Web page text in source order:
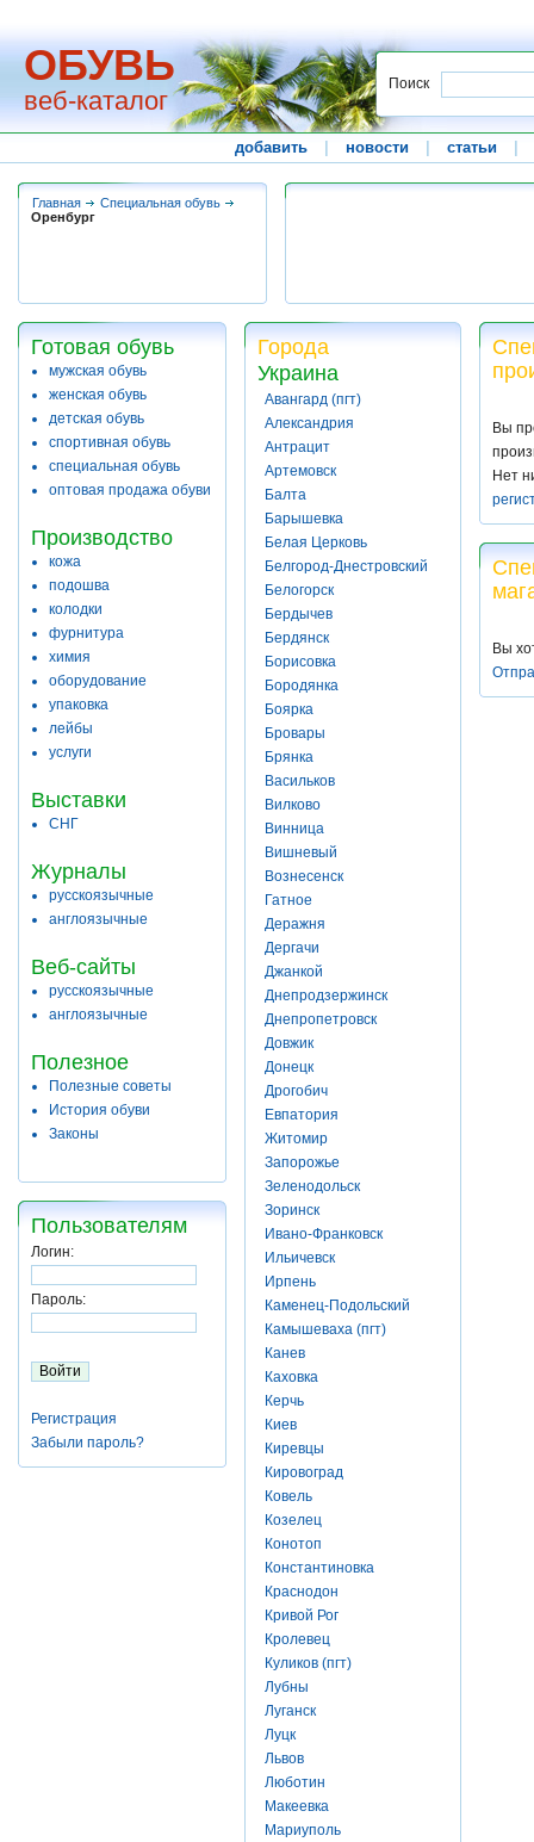
ОБУВЬ
веб-каталог
Поиск
добавить новости статьи
Главная
Специальная обувь
Оренбург
Готовая обувь
мужская обувь
женская обувь
детская обувь
спортивная обувь
специальная обувь
оптовая продажа обуви
Производство
кожа
подошва
колодки
фурнитура
химия
оборудование
упаковка
лейбы
услуги
Выставки
СНГ
Журналы
русскоязычные
англоязычные
Веб-сайты
русскоязычные
англоязычные
Полезное
Полезные советы
История обуви
Законы
Пользователям
Логин:
Пароль:
Регистрация
Забыли пароль?
Города
Украина
Авангард (пгт)
Александрия
Антрацит
Артемовск
Балта
Барышевка
Белая Церковь
Белгород-Днестровский
Белогорск
Бердычев
Бердянск
Борисовка
Бородянка
Боярка
Бровары
Брянка
Васильков
Вилково
Винница
Вишневый
Вознесенск
Гатное
Деражня
Дергачи
Джанкой
Днепродзержинск
Днепропетровск
Довжик
Донецк
Дрогобич
Евпатория
Житомир
Запорожье
Зеленодольск
Зоринск
Ивано-Франковск
Ильичевск
Ирпень
Каменец-Подольский
Камышеваха (пгт)
Канев
Каховка
Керчь
Киев
Киревцы
Кировоград
Ковель
Козелец
Конотоп
Константиновка
Краснодон
Кривой Рог
Кролевец
Куликов (пгт)
Лубны
Луганск
Луцк
Львов
Люботин
Макеевка
Мариуполь
Вы
Нет
Вы